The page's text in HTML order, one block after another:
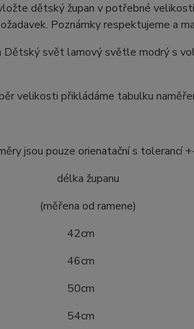
dětský župan v potřebné
Poznámky respektujeme a
Dětský svět lamový světle modrý s
velikosti přikládáme tabulku
jsou pouze orienatační s tolerancí
délka županu
od ramene) délka